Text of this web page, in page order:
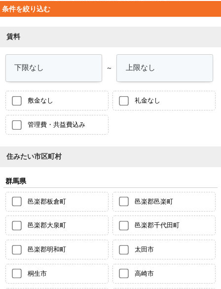
条件を絞り込む
賃料
～
敷金なし 礼金なし
管理費・共益費込み
住みたい市区町村
群馬県
邑楽郡板倉町 邑楽郡邑楽町
邑楽郡大泉町 邑楽郡千代田町
邑楽郡明和町 太田市
桐生市 高崎市